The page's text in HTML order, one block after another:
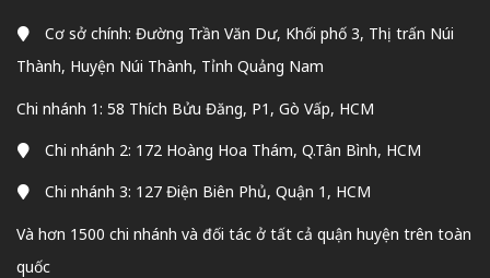
Cơ sở chính: Đường Trần Văn Dư, Khối phố 3, Thị trấn Núi
Thành, Huyện Núi Thành, Tỉnh Quảng Nam
Chi nhánh 1: 58 Thích Bửu Đăng, P1, Gò Vấp, HCM
Chi nhánh 2: 172 Hoàng Hoa Thám, Q.Tân Bình, HCM
Chi nhánh 3: 127 Điện Biên Phủ, Quận 1, HCM
Và hơn 1500 chi nhánh và đối tác ở tất cả quận huyện trên toàn
quốc